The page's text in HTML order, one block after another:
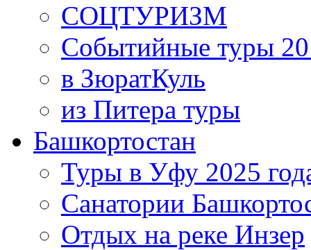
СОЦТУРИЗМ
Событийные туры
в ЗюратКуль
из Питера туры
Башкортостан
Туры в Уфу 2025
Санатории
Отдых на реке Инзер